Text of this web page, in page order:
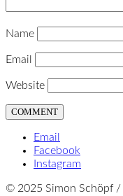
Name
Email
Website
Email
Facebook
Instagram
© 2025 Simon Schöpf /